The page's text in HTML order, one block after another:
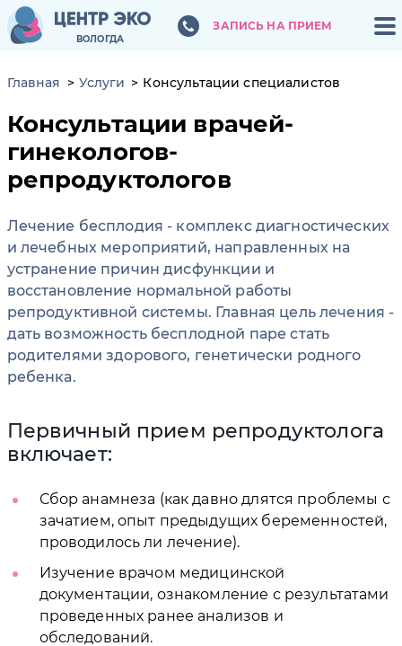
ВОЛОГДА
ЗАПИСЬ НА ПРИЕМ
ВОЛОГДА
ЗАПИСЬ НА ПРИЕМ
Главная Услуги Консультации специалистов
Консультации врачей-
гинекологов-
репродуктологов
Лечение бесплодия - комплекс диагностических
и лечебных мероприятий, направленных на
устранение причин дисфункции и
восстановление нормальной работы
репродуктивной системы. Главная цель лечения -
дать возможность бесплодной паре стать
родителями здорового, генетически родного
ребенка.
Первичный прием репродуктолога
включает:
Сбор анамнеза (как давно длятся проблемы с
зачатием, опыт предыдущих беременностей,
проводилось ли лечение).
Изучение врачом медицинской
документации, ознакомление с результатами
проведенных ранее анализов и
обследований.